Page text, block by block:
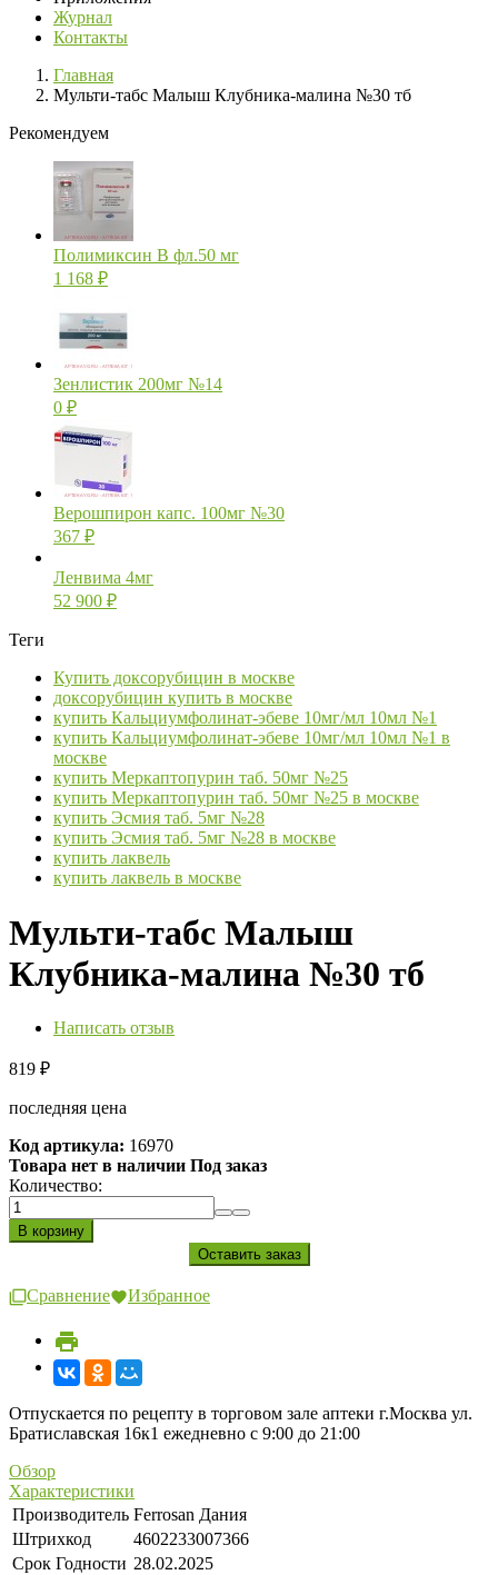
Журнал
Контакты
Главная
Мульти-табс Малыш Клубника-малина №30 тб
Рекомендуем
Полимиксин В фл.50 мг
1 168 ₽
Зенлистик 200мг №14
0 ₽
Верошпирон капс. 100мг №30
367 ₽
Ленвима 4мг
52 900 ₽
Теги
Купить доксорубицин в москве
доксорубицин купить в москве
купить Кальциумфолинат-эбеве 10мг/мл 10мл №1
купить Кальциумфолинат-эбеве 10мг/мл 10мл №1 в
москве
купить Меркаптопурин таб. 50мг №25
купить Меркаптопурин таб. 50мг №25 в москве
купить Эсмия таб. 5мг №28
купить Эсмия таб. 5мг №28 в москве
купить лаквель
купить лаквель в москве
Мульти-табс Малыш
Клубника-малина №30 тб
Написать отзыв
819 ₽
последняя цена
Код артикула: 16970
Товара нет в наличии Под заказ
Количество:
Сравнение Избранное
Отпускается по рецепту в торговом зале аптеки г.Москва ул.
Братиславская 16к1 ежедневно с 9:00 до 21:00
Обзор
Характеристики
Производитель Ferrosan Дания
Штрихкод
4602233007366
Срок Годности 28.02.2025